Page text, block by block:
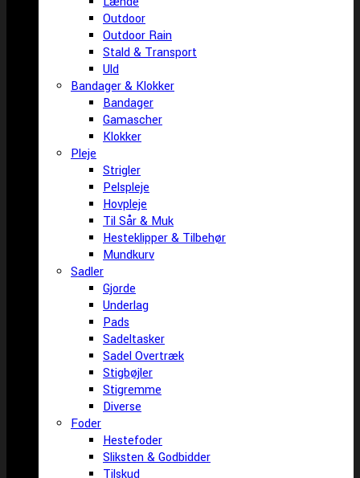
Outdoor
Outdoor Rain
Stald & Transport
Uld
Bandager & Klokker
Bandager
Gamascher
Klokker
Pleje
Strigler
Pelspleje
Hovpleje
Til Sår & Muk
Hesteklipper & Tilbehør
Mundkurv
Sadler
Gjorde
Underlag
Pads
Sadeltasker
Sadel Overtræk
Stigbøjler
Stigremme
Diverse
Foder
Hestefoder
Sliksten & Godbidder
Tilskud